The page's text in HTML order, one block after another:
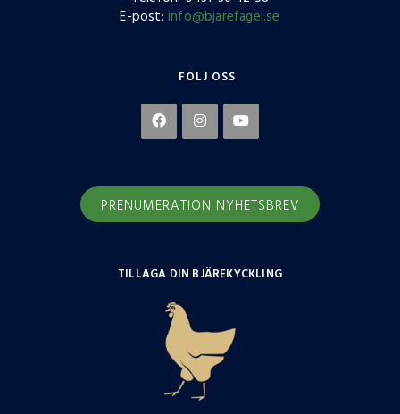
E-post: info@bjarefagel.se
FÖLJ OSS
PRENUMERATION NYHETSBREV
TILLAGA DIN BJÄREKYCKLING